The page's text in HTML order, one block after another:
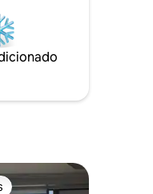
de Ayampe
de la villa, la
al
comodidad